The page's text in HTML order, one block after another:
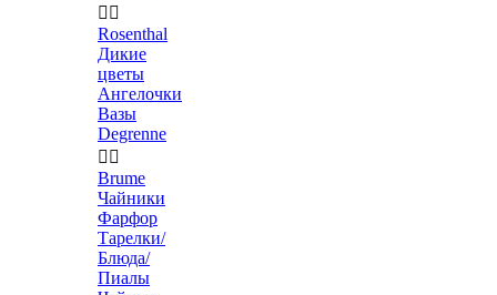
 
Rosenthal
Дикие
цветы
Ангелочки
Вазы
Degrenne
 
Brume
Чайники
Фарфор
Тарелки/
Блюда/
Пиалы